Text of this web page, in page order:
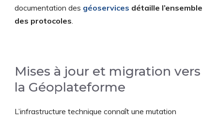
documentation des géoservices détaille l’ensemble
des protocoles.
Mises à jour et migration vers
la Géoplateforme
L’infrastructure technique connaît une mutation